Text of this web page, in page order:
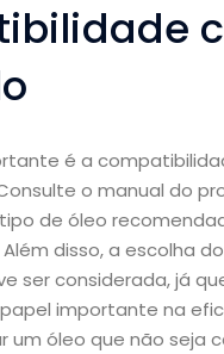
é a
o manual do
de óleo
disso, a escolha do
ser considerada, já
importante na
um óleo que não seja